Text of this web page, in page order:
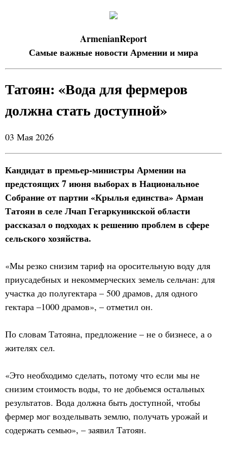
ArmenianReport
Самые важные новости Армении и мира
Татоян: «Вода для фермеров
должна стать доступной»
03 Мая 2026
Кандидат в премьер-министры Армении на
предстоящих 7 июня выборах в Национальное
Собрание от партии «Крылья единства» Арман
Татоян в селе Лчап Гегаркуникской области
рассказал о подходах к решению проблем в сфере
сельского хозяйства.
«Мы резко снизим тариф на оросительную воду для
приусадебных и некоммерческих земель сельчан: для
участка до полугектара – 500 драмов, для одного
гектара –1000 драмов», – отметил он.
По словам Татояна, предложение – не о бизнесе, а о
жителях сел.
«Это необходимо сделать, потому что если мы не
снизим стоимость воды, то не добьемся остальных
результатов. Вода должна быть доступной, чтобы
фермер мог возделывать землю, получать урожай и
содержать семью», – заявил Татоян.